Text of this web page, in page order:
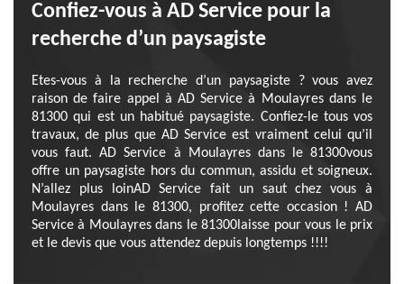
Confiez-vous à AD Service pour la
recherche d’un paysagiste
Etes-vous à la recherche d’un paysagiste ? vous avez
raison de faire appel à AD Service à Moulayres dans le
81300 qui est un habitué paysagiste. Confiez-le tous vos
travaux, de plus que AD Service est vraiment celui qu’il
vous faut. AD Service à Moulayres dans le 81300vous
offre un paysagiste hors du commun, assidu et soigneux.
N’allez plus loinAD Service fait un saut chez vous à
Moulayres dans le 81300, profitez cette occasion ! AD
Service à Moulayres dans le 81300laisse pour vous le prix
et le devis que vous attendez depuis longtemps !!!!